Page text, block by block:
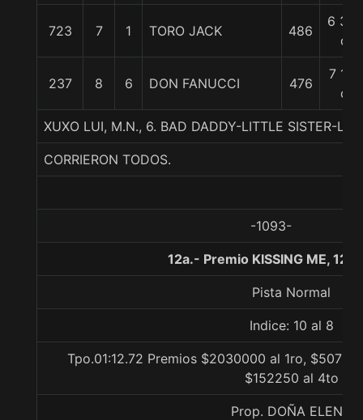
723 7 1 TORO JACK 486
6 3/4
c
237 8 6 DON FANUCCI 476
7 1/4
c
XUXO LUI, M.N., 6. BAD DADDY-LITTLE SISTER-
CORRIERON TODOS.
-1093-
12a.- Premio KISSING ME,
Pista Normal
Indice: 10 al 8
Tpo.01:12.72 Premios $2030000 al 1ro,
$152250 al 4to
Prop. DOÑA ELENA